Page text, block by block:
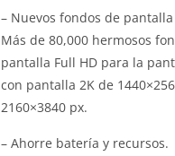
– Nuevos fondos de
Más de 80,000 hermosos
pantalla Full HD para la
con pantalla 2K de
2160×3840 px.
– Ahorre batería y recursos.